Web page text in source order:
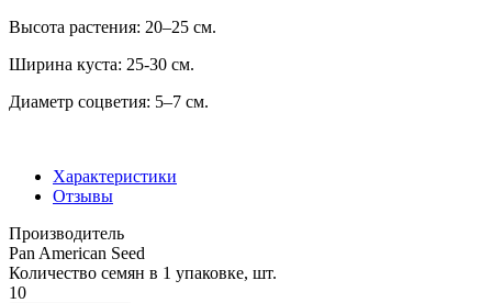
Высота растения: 20–25 см.
Ширина куста: 25-30 см.
Диаметр соцветия: 5–7 см.
Характеристики
Отзывы
Производитель
Pan American Seed
Количество семян в 1 упаковке, шт.
10